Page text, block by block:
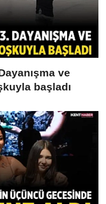
ve
başladı